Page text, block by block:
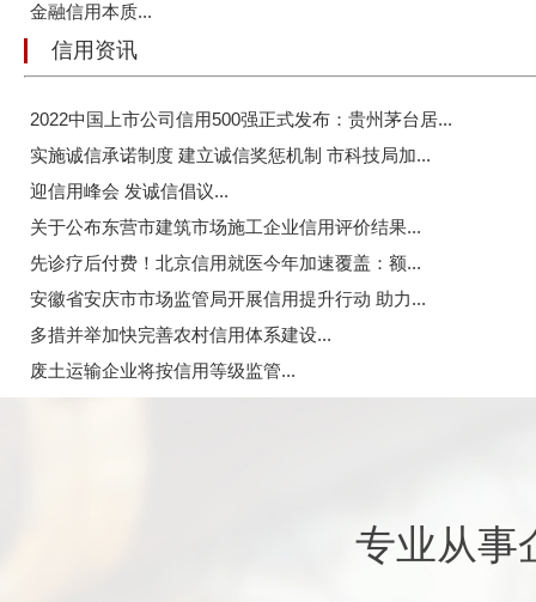
金融信用本质...
信用资讯
2022中国上市公司信用500强正式发布：贵州茅台居...
实施诚信承诺制度 建立诚信奖惩机制 市科技局加...
迎信用峰会 发诚信倡议...
关于公布东营市建筑市场施工企业信用评价结果...
先诊疗后付费！北京信用就医今年加速覆盖：额...
安徽省安庆市市场监管局开展信用提升行动 助力...
多措并举加快完善农村信用体系建设...
废土运输企业将按信用等级监管...
专业从事